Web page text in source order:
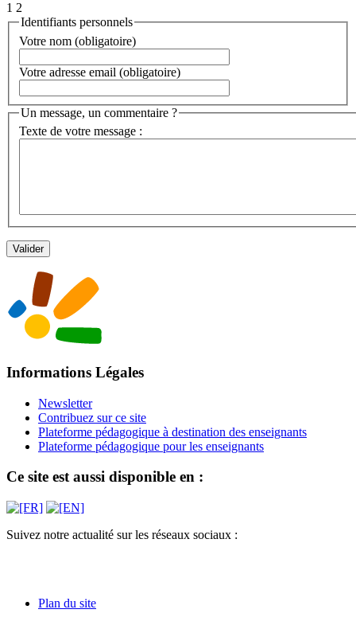
1 2
Identifiants personnels
Votre nom (obligatoire)
Votre adresse email (obligatoire)
Un message, un commentaire ?
Texte de votre message :
Informations Légales
Newsletter
Contribuez sur ce site
Plateforme pédagogique à destination des enseignants
Plateforme pédagogique pour les enseignants
Ce site est aussi disponible en :
Suivez notre actualité sur les réseaux sociaux :
Plan du site